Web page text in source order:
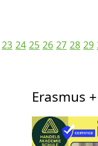
23 24 25 26 27 28 29
Erasmus